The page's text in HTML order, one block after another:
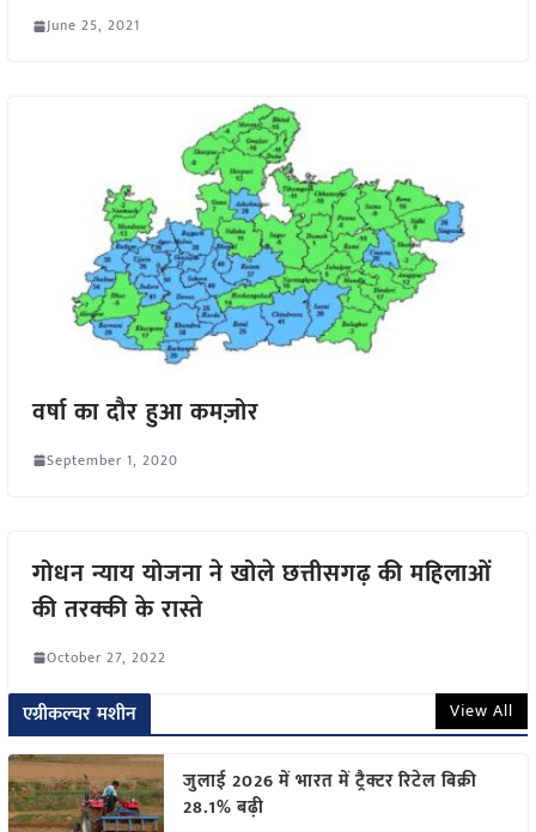
June 25, 2021
वर्षा का दौर हुआ कमज़ोर
September 1, 2020
गोधन न्याय योजना ने खोले छत्तीसगढ़ की महिलाओं
की तरक्की के रास्ते
October 27, 2022
एग्रीकल्चर मशीन View All
जुलाई 2026 में भारत में ट्रैक्टर रिटेल बिक्री
28.1% बढ़ी